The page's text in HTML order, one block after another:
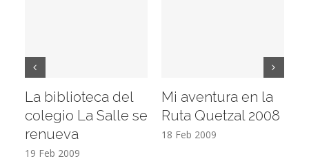
La biblioteca del
colegio La Salle se
renueva
19 Feb 2009
Mi aventura en la
Ruta Quetzal 2008
18 Feb 2009